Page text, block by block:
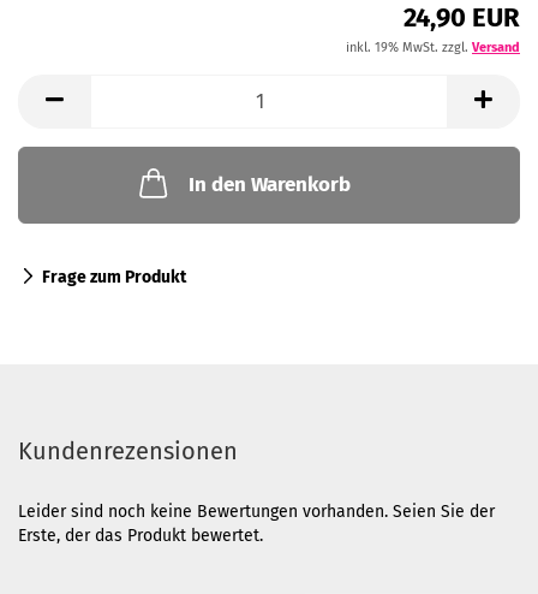
24,90 EUR
inkl. 19% MwSt. zzgl. Versand
In den Warenkorb
Frage zum Produkt
Kundenrezensionen
Leider sind noch keine Bewertungen vorhanden. Seien Sie der
Erste, der das Produkt bewertet.